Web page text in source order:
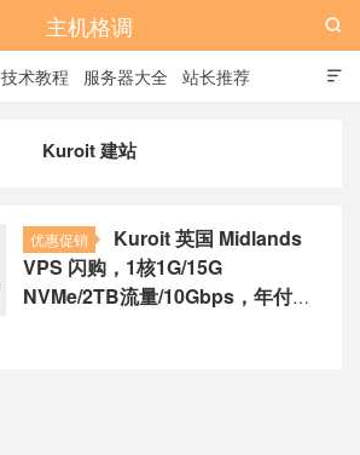
主机格调

技术教程 服务器大全 站长推荐

Kuroit 建站
优惠促销
Kuroit 英国 Midlands
VPS 闪购，1核1G/15G
NVMe/2TB流量/10Gbps，年付